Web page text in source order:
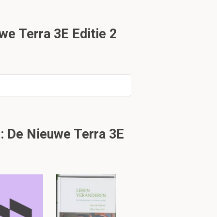
liggen dan ook
is mogelijk niet
Terra 3E Editie 2
De Nieuwe Terra 3E